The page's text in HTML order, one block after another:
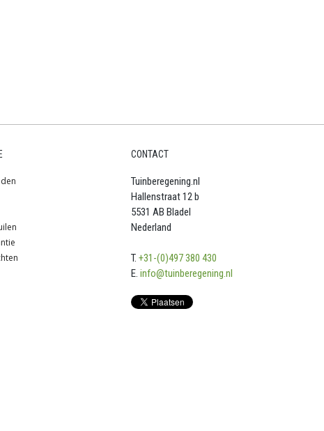
CONTACT
Tuinberegening.nl
Hallenstraat 12 b
5531 AB Bladel
Nederland
T. +31-(0)497 380 430
E. info@tuinberegening.nl